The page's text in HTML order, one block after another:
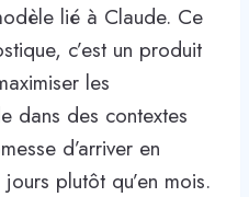
lié à Claude. Ce
c’est un produit
les
dans des contextes
d’arriver en
plutôt qu’en mois.